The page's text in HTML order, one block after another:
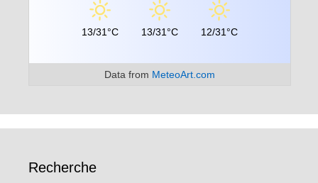
13/31°C 13/31°C 12/31°C
Data from MeteoArt.com
Recherche